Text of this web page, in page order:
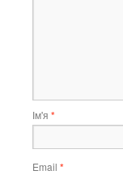
Ім'я *
Email *